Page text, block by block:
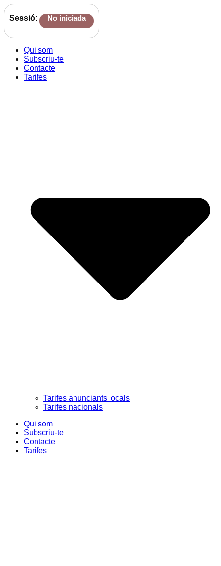
Sessió: No iniciada
Qui som
Subscriu-te
Contacte
Tarifes
Tarifes anunciants locals
Tarifes nacionals
Qui som
Subscriu-te
Contacte
Tarifes